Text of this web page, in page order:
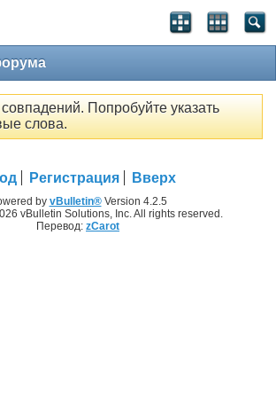
Попробуйте указать
слова.
Регистрация Вверх
by vBulletin®Version 4.2.5
vBulletin Solutions, Inc. All rights reserved.
Перевод: zCarot